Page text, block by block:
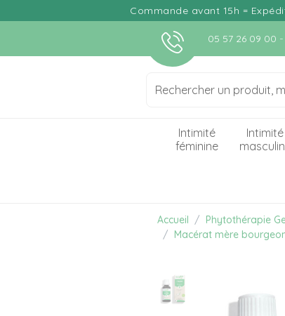
Commande avant 15h =
05 57 26 09 00
Intimité
féminine
Intimité
Accueil Phytothérapie
Macérat mère